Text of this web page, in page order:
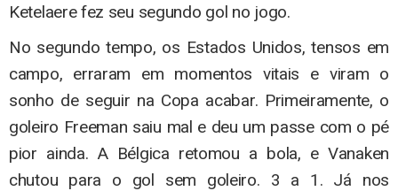
Ketelaere fez seu segundo gol no jogo.
No segundo tempo, os Estados Unidos, tensos em
campo, erraram em momentos vitais e viram o
sonho de seguir na Copa acabar. Primeiramente, o
goleiro Freeman saiu mal e deu um passe com o pé
pior ainda. A Bélgica retomou a bola, e Vanaken
chutou para o gol sem goleiro. 3 a 1. Já nos